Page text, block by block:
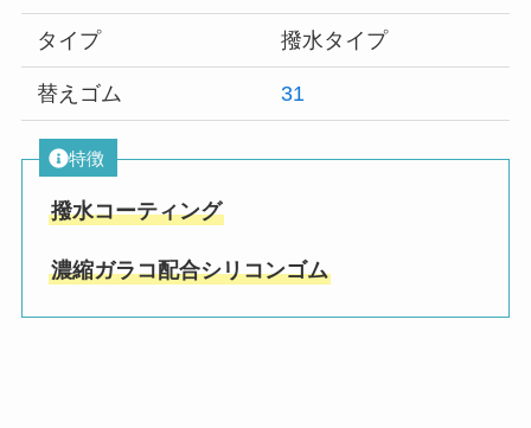
タイプ 撥水タイプ
替えゴム 31
特徴
撥水コーティング
濃縮ガラコ配合シリコンゴム